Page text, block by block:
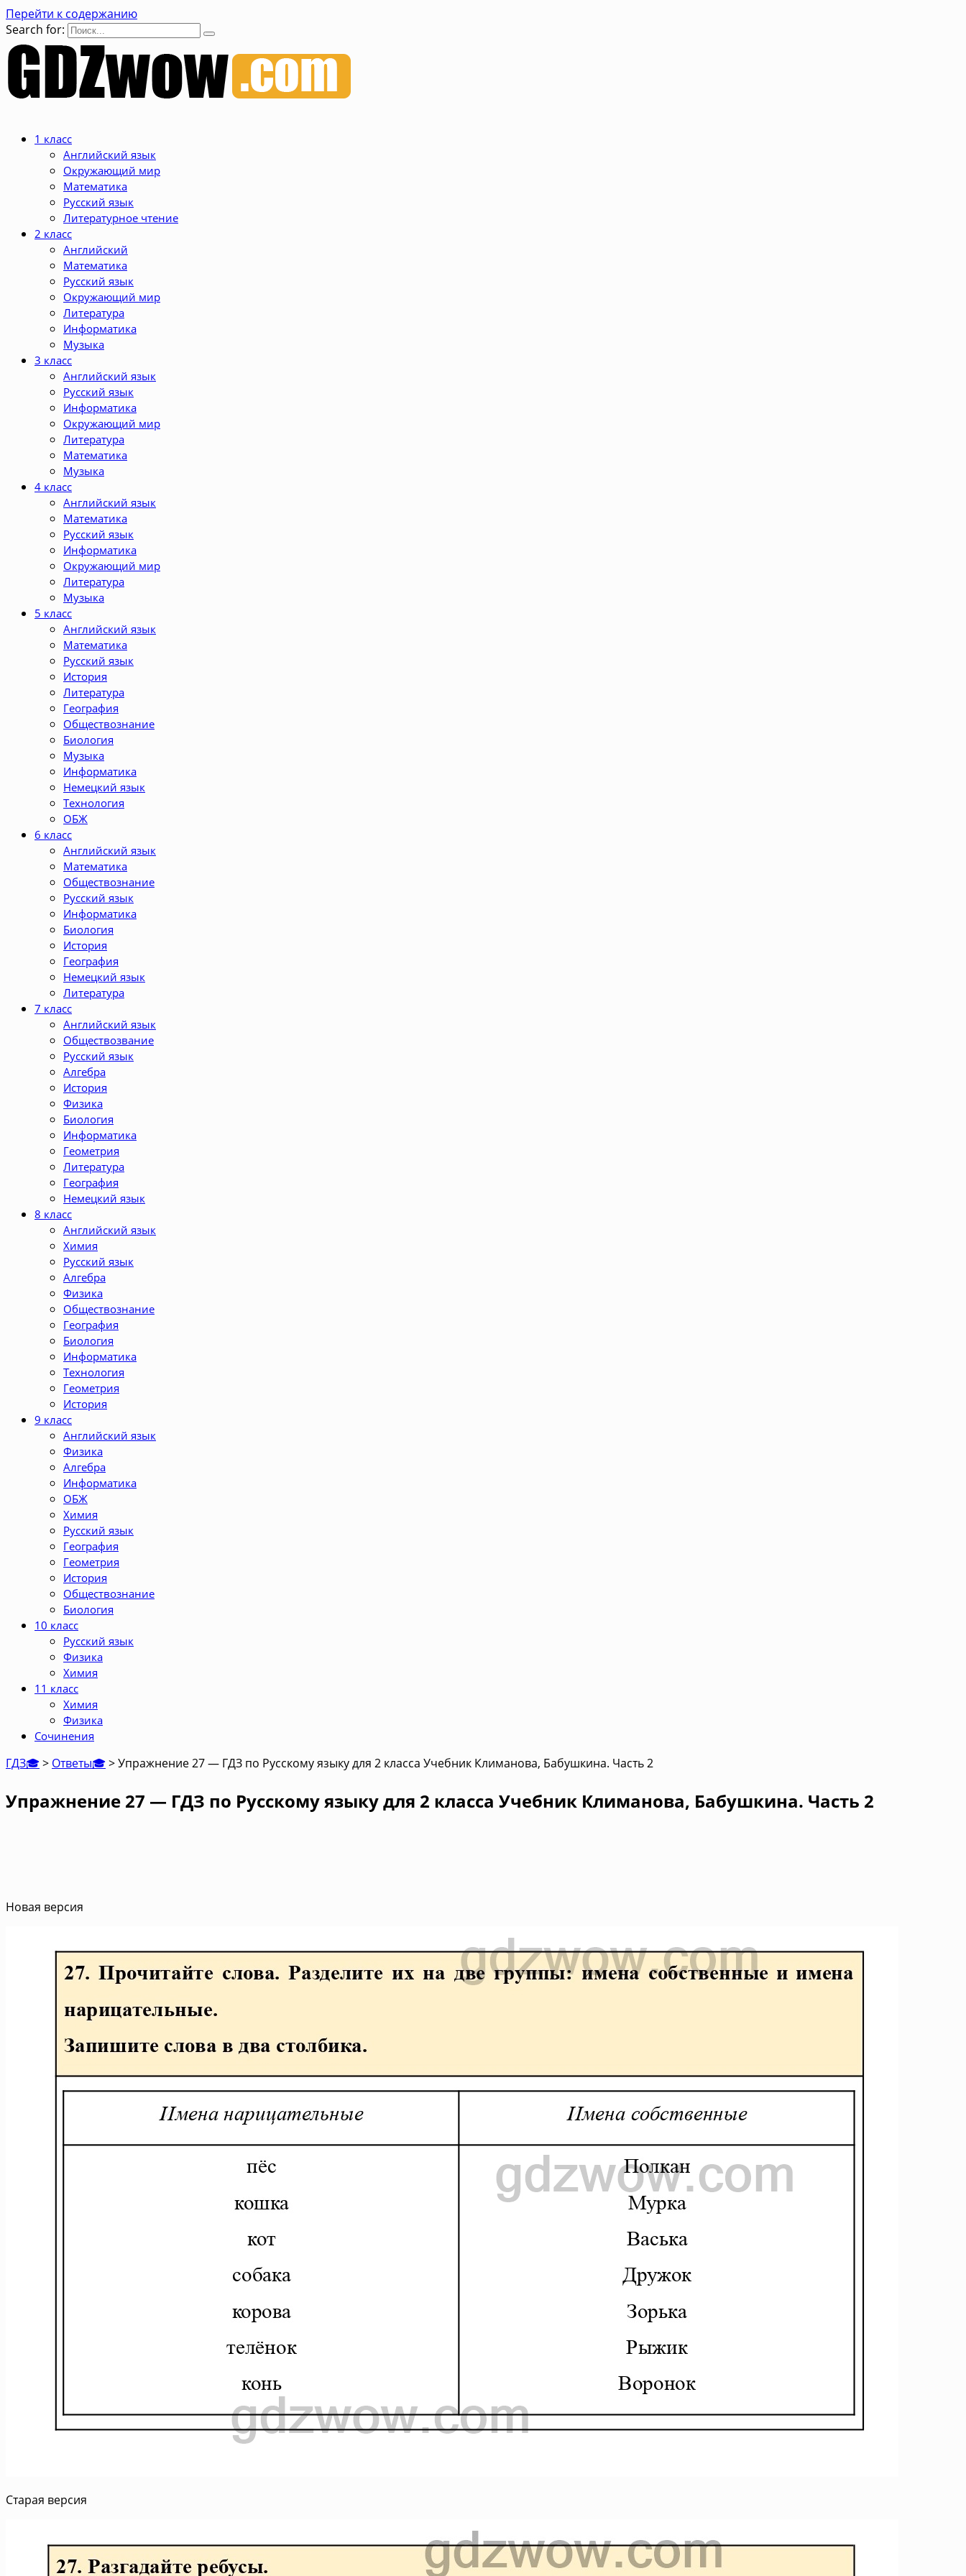
Перейти к содержанию
Search for:
1 класс
Английский язык
Окружающий мир
Математика
Русский язык
Литературное чтение
2 класс
Английский
Математика
Русский язык
Окружающий мир
Литература
Информатика
Музыка
3 класс
Английский язык
Русский язык
Информатика
Окружающий мир
Литература
Математика
Музыка
4 класс
Английский язык
Математика
Русский язык
Информатика
Окружающий мир
Литература
Музыка
5 класс
Английский язык
Математика
Русский язык
История
Литература
География
Обществознание
Биология
Музыка
Информатика
Немецкий язык
Технология
ОБЖ
6 класс
Английский язык
Математика
Обществознание
Русский язык
Информатика
Биология
История
География
Немецкий язык
Литература
7 класс
Английский язык
Обществозвание
Русский язык
Алгебра
История
Физика
Биология
Информатика
Геометрия
Литература
География
Немецкий язык
8 класс
Английский язык
Химия
Русский язык
Алгебра
Физика
Обществознание
География
Биология
Информатика
Технология
Геометрия
История
9 класс
Английский язык
Физика
Алгебра
Информатика
ОБЖ
Химия
Русский язык
География
Геометрия
История
Обществознание
Биология
10 класс
Русский язык
Физика
Химия
11 класс
Химия
Физика
Сочинения
ГДЗ🎓> Ответы🎓>Упражнение 27 — ГДЗ по Русскому языку для 2 класса Учебник Климанова, Бабушкина. Часть 2
Упражнение 27 — ГДЗ по Русскому языку для 2 класса Учебник Климанова, Бабушкина. Часть 2
Новая версия
Старая версия